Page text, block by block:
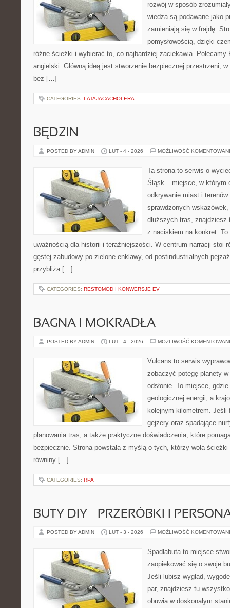
rozwój w sposób
wiedza są podawane jako
zamieniają się w frajdę.
pomysłowością, dzięki
różne ścieżki i wybierać to, co najbardziej zaciekawia. Polecamy
angielski. Główną ideą jest stworzenie bezpiecznej przestrzeni,
bez […]
CATEGORIES: LATAJACACHOLERA
BĘDZIN
POSTED BY ADMIN LUT - 4 - 2026 MOŻLIWOŚĆ
Ta strona to serwis o
Śląsk – miejsce, w którym
odkrywanie miast i
sprawdzonych
dłuższych tras,
z naciskiem na konkret.
uważnością dla historii i teraźniejszości. W centrum narracji stoi
gęstej zabudowy po zielone enklawy, od postindustrialnych
przybliża […]
CATEGORIES: RESTOMOD I KONWERSJE EV
BAGNA I MOKRADŁA
POSTED BY ADMIN LUT - 4 - 2026 MOŻLIWOŚĆ
Vulcans to serwis
zobaczyć potęgę planety
odsłonie. To miejsce,
geologicznej energii, a
kolejnym kilometrem. Jeśli
gejzery oraz spadające
planowania tras, a także praktyczne doświadczenia, które
bezpiecznie. Strona powstała z myślą o tych, którzy wolą
równiny […]
CATEGORIES: RPA
BUTY DIY – PRZERÓBKI I
POSTED BY ADMIN LUT - 3 - 2026 MOŻLIWOŚĆ
Spadlabuta to miejsce
zaopiekować się o swoje
Jeśli lubisz wygląd,
par, znajdziesz tu
obuwia w doskonałym